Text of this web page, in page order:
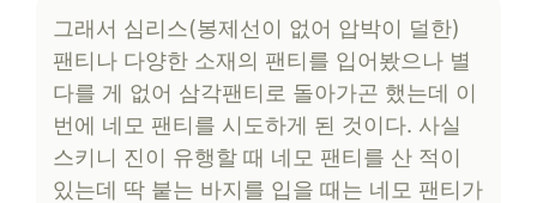
그래서 심리스(봉제선이 없어 압박이 덜한)
팬티나 다양한 소재의 팬티를 입어봤으나 별
다를 게 없어 삼각팬티로 돌아가곤 했는데 이
번에 네모 팬티를 시도하게 된 것이다. 사실
스키니 진이 유행할 때 네모 팬티를 산 적이
있는데 딱 붙는 바지를 입을 때는 네모 팬티가